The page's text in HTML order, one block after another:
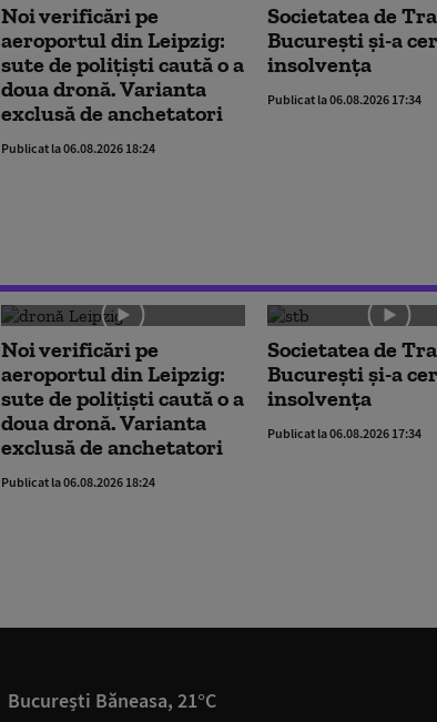
Noi verificări pe
aeroportul din Leipzig:
sute de polițiști caută o a
doua dronă. Varianta
exclusă de anchetatori
Publicat la 06.08.2026 18:24
Societatea de
București și-a
insolvența
Publicat la 06.08.2026 17:34
Noi verificări pe
aeroportul din Leipzig:
sute de polițiști caută o a
doua dronă. Varianta
exclusă de anchetatori
Publicat la 06.08.2026 18:24
Societatea de
București și-a
insolvența
Publicat la 06.08.2026 17:34
București Băneasa, 21°C